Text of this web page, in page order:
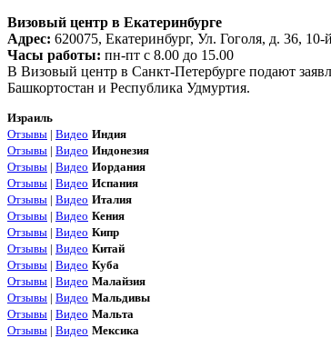
Визовый центр в Екатеринбурге
Адрес: 620075, Екатеринбург, Ул. Гоголя, д. 36,
Часы работы: пн-пт с 8.00 до 15.00
В Визовый центр в Санкт-Петербурге подают
Башкортостан и Республика Удмуртия.
Израиль
Отзывы | Видео Индия
Отзывы | Видео Индонезия
Отзывы | Видео Иордания
Отзывы | Видео Испания
Отзывы | Видео Италия
Отзывы | Видео Кения
Отзывы | Видео Кипр
Отзывы | Видео Китай
Отзывы | Видео Куба
Отзывы | Видео Малайзия
Отзывы | Видео Мальдивы
Отзывы | Видео Мальта
Отзывы | Видео Мексика